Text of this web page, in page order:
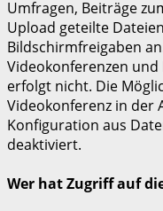
Umfragen, Beiträge
Upload geteilte
Bildschirmfreigaben
Videokonferenzen
erfolgt nicht. Die
Videokonferenz in der
Konfiguration aus
deaktiviert.
Wer hat Zugriff auf